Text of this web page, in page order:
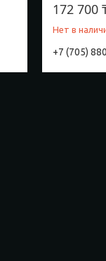
172 700
Нет в
+7 (705)